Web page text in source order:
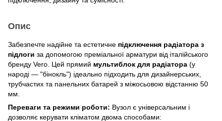
Опис
Забезпечте надійне та естетичне підключення радіатора з
підлоги за допомогою преміальної арматури від італійського
бренду Vero. Цей прямий мультиблок для радіатора (у
народі — "бінокль") ідеально підходить для дизайнерських,
трубчастих та панельних батарей з міжосьовою відстанню 50
мм.
Переваги та режими роботи: Вузол є універсальним і
дозволяє керувати кліматом двома способами: